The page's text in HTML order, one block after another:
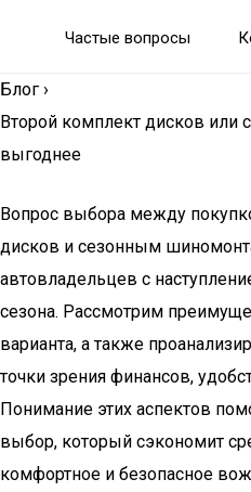
Частые вопросы
Блог ›
Второй комплект дисков
выгоднее
Вопрос выбора между
дисков и сезонным
автовладельцев с
сезона. Рассмотрим
варианта, а также
точки зрения финансов,
Понимание этих аспектов
выбор, который сэкономит
комфортное и безопасное